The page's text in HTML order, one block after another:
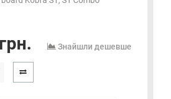
Знайшли дешевше